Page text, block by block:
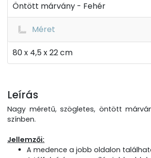
Öntött márvány - Fehér
Méret
80 x 4,5 x 22 cm
Leírás
Nagy méretű, szögletes, öntött
színben.
Jellemzői:
A medence a jobb oldalon